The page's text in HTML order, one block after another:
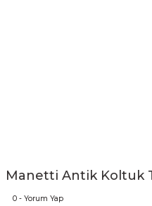
Manetti Antik Koltuk
0 - Yorum Yap